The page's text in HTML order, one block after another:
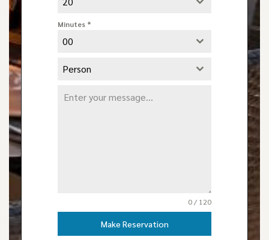
Minutes *
00
Person
0 / 120
Make Reservation